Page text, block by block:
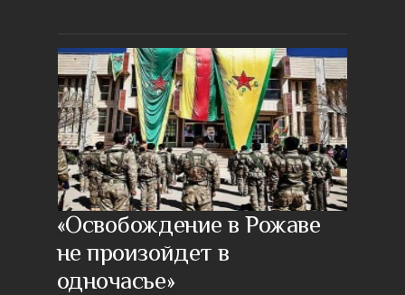
«Освобождение в Рожаве
не произойдет в
одночасье»